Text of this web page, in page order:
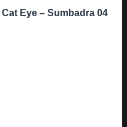
Eye – Sumbadra 04